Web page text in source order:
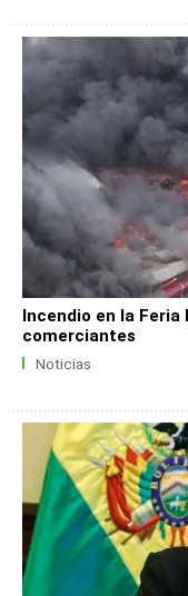
Incendio en la
comerciantes
Noticias